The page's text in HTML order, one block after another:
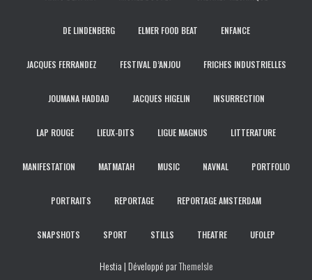
DE LINDENBERG ELMER FOOD BEAT ENFANCE
JACQUES FERRANDEZ FESTIVAL D’ANJOU FRICHES INDUSTRIELLES
JOUMANA HADDAD JACQUES HIGELIN INSURRECTION
LAP ROUGE LIEUX-DITS LIGUE MAGNUS LITTERATURE
MANIFESTATION MATMATAH MUSIC NAVNAL PORTFOLIO
PORTRAITS REPORTAGE REPORTAGE AMSTERDAM
SNAPSHOTS SPORT STILLS THEATRE UFOLEP
Hestia | Développé parThemeIsle